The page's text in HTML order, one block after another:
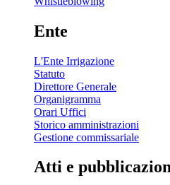
Ente
L'Ente Irrigazione
Statuto
Direttore Generale
Organigramma
Orari Uffici
Storico amministrazioni
Gestione commissariale
Atti e